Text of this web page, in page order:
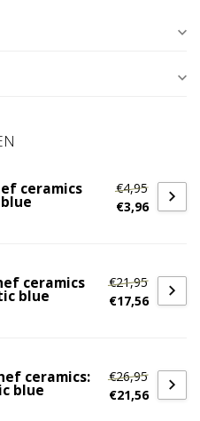
ceramics
€4,95
€3,96
ceramics
blue
€21,95
€17,56
ceramics:
blue
€26,95
€21,56